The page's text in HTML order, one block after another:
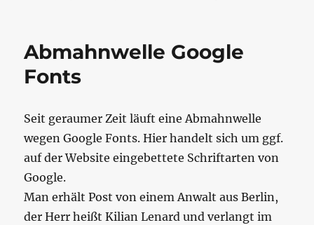
Abmahnwelle Google
Fonts
Seit geraumer Zeit läuft eine Abmahnwelle
wegen Google Fonts. Hier handelt sich um ggf.
auf der Website eingebettete Schriftarten von
Google.
Man erhält Post von einem Anwalt aus Berlin,
der Herr heißt Kilian Lenard und verlangt im